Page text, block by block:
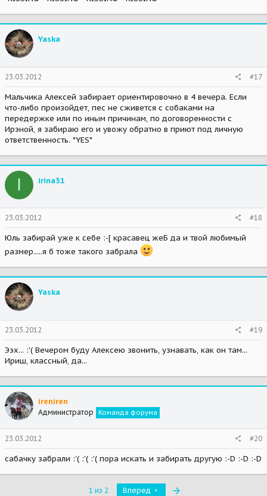
Yaska
23.03.2012 #17
Мальчика Алексей забирает ориентировочно в 4 вечера. Если
что-либо произойдет, пес не сживется с собаками на
передержке или по иным причинам, по договоренности с
Ирэной, я забираю его и увожу обратно в приют под личную
ответственность. *YES*
I irina31
23.03.2012 #18
Юль забирай уже к себе :-[ красавец жеБ да и твой любимый
размер.....я б тоже такого забрала
Yaska
23.03.2012 #19
Ээх... :'( Вечером буду Алексею звонить, узнавать, как он там...
Ириш, классный, да...
ireniren
Администратор Команда форума
23.03.2012 #20
сабачку забрали :'( :'( :'( пора искать и забирать другую :-D :-D :-D
1 из 2 Вперед